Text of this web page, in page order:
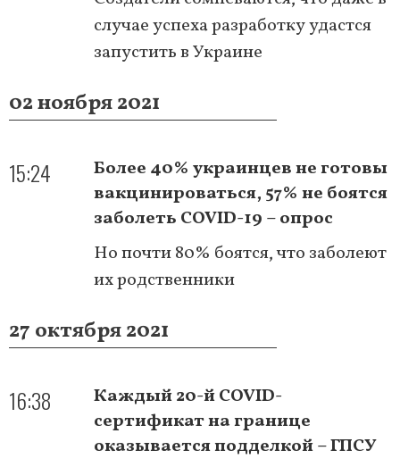
случае успеха разработку удастся
запустить в Украине
02 ноября 2021
15:24
Более 40% украинцев не готовы
вакцинироваться, 57% не боятся
заболеть COVID-19 – опрос
Но почти 80% боятся, что заболеют
их родственники
27 октября 2021
16:38
Каждый 20-й COVID-
сертификат на границе
оказывается подделкой – ГПСУ